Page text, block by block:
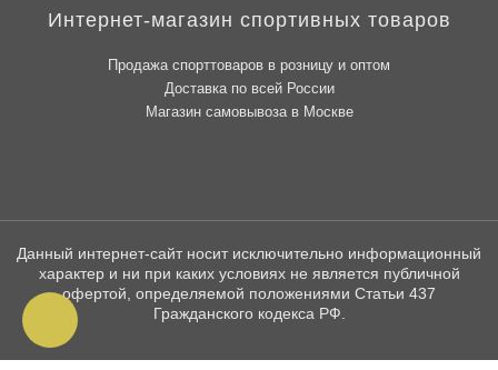
Интернет-магазин спортивных товаров
Продажа спорттоваров в розницу и оптом
Доставка по всей России
Магазин самовывоза в Москве
Данный интернет-сайт носит исключительно информационный
характер и ни при каких условиях не является публичной
офертой, определяемой положениями Статьи 437
Гражданского кодекса РФ.